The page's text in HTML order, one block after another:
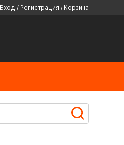
Вход / Регистрация / Корзина